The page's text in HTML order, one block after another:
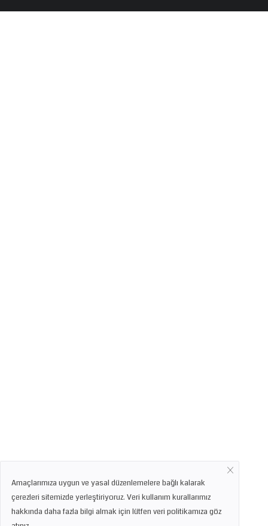
Amaçlarımıza uygun ve yasal düzenlemelere bağlı kalarak
çerezleri sitemizde yerleştiriyoruz. Veri kullanım kurallarımız
hakkında daha fazla bilgi almak için lütfen veri politikamıza göz